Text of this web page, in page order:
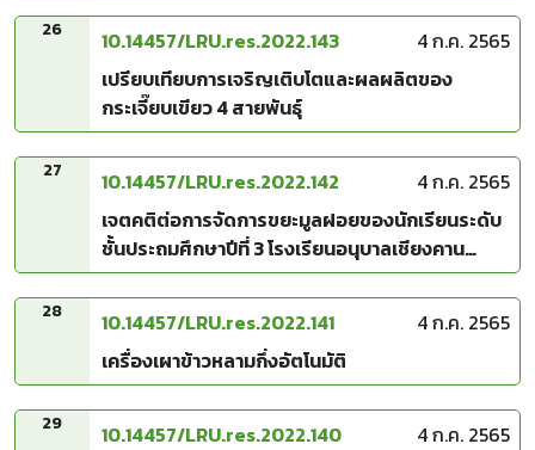
26 10.14457/LRU.res.2022.143
4 ก.ค. 2565
เปรียบเทียบการเจริญเติบโตและผลผลิตของ
กระเจี๊ยบเขียว 4 สายพันธุ์
27 10.14457/LRU.res.2022.142
4 ก.ค. 2565
เจตคติต่อการจัดการขยะมูลฝอยของนักเรียนระดับ
ชั้นประถมศึกษาปีที่ 3 โรงเรียนอนุบาลเชียงคาน
"ปทุมมาสงเคราะห์" อำเภอเชียงคาน จังหวัดเลย
28 10.14457/LRU.res.2022.141
4 ก.ค. 2565
เครื่องเผาข้าวหลามกึ่งอัตโนมัติ
29 10.14457/LRU.res.2022.140
4 ก.ค. 2565